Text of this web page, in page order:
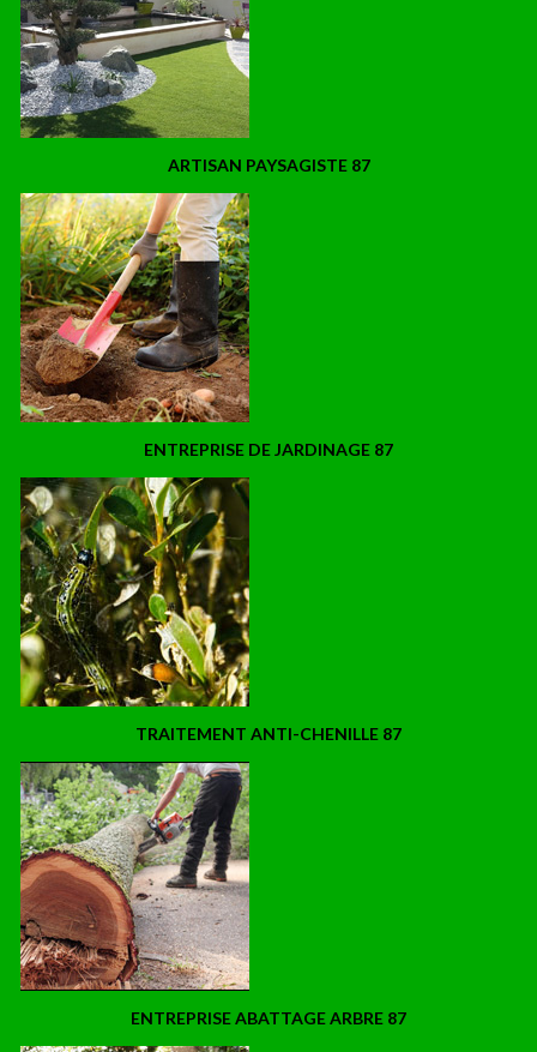
ARTISAN PAYSAGISTE 87
ENTREPRISE DE JARDINAGE 87
TRAITEMENT ANTI-CHENILLE 87
ENTREPRISE ABATTAGE ARBRE 87